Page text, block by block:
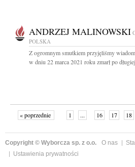
ANDRZEJ MALINOWSKI
POLSKA
Z ogromnym smutkiem przyjęliśmy
w dniu 22 marca 2021 roku zmarł po
« poprzednie 1 ... 16 17 18
Copyright © Wyborcza sp. z o.o. O nas
Ustawienia prywatności